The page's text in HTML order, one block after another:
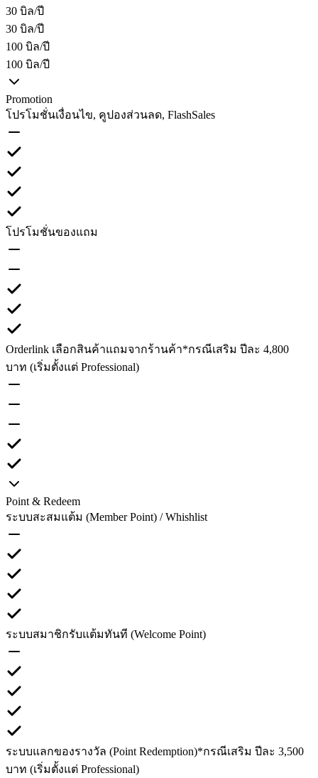
30 บิล/ปี
30 บิล/ปี
100 บิล/ปี
100 บิล/ปี
Promotion
โปรโมชั่นเงื่อนไข, คูปองส่วนลด, FlashSales
โปรโมชั่นของแถม
Orderlink เลือกสินค้าแถมจากร้านค้า*กรณีเสริม ปีละ 4,800
บาท (เริ่มตั้งแต่ Professional)
Point & Redeem
ระบบสะสมแต้ม (Member Point) / Whishlist
ระบบสมาชิกรับแต้มทันที (Welcome Point)
ระบบแลกของรางวัล (Point Redemption)*กรณีเสริม ปีละ 3,500
บาท (เริ่มตั้งแต่ Professional)